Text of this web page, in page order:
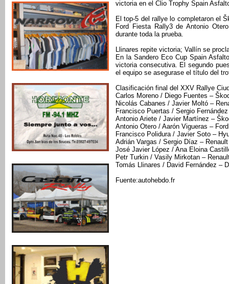
victoria en el Clio Trophy Spain
El top-5 del rallye lo completaron el
Ford Fiesta Rally3 de Antonio
durante toda la prueba.
Llinares repite victoria; Vallín se
En la Sandero Eco Cup Spain
victoria consecutiva. El segundo
el equipo se asegurase el título del
Clasificación final del XXV Rallye
Carlos Moreno / Diego Fuentes –
Nicolás Cabanes / Javier Moltó –
Francisco Puertas / Sergio
Antonio Ariete / Javier Martínez –
Antonio Otero / Aarón Vigueras –
Francisco Polidura / Javier Soto –
Adrián Vargas / Sergio Díaz –
José Javier López / Ana Eloina
Petr Turkin / Vasily Mirkotan –
Tomás Llinares / David Fernández –
Fuente:autohebdo.fr